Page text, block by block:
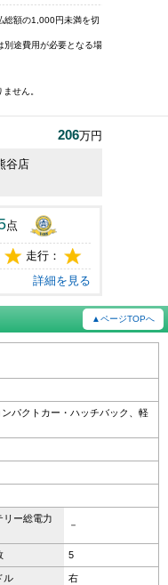
総額の1,000円未満を切
別途費用が必要となる場
せん。
206万円
谷店
点
走行：
詳細を見る
▲ページTOPへ
パクトカー・ハッチバック、軽
リー総電力
－
5
ル 右